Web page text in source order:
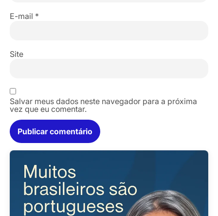
E-mail *
Site
Salvar meus dados neste navegador para a próxima
vez que eu comentar.